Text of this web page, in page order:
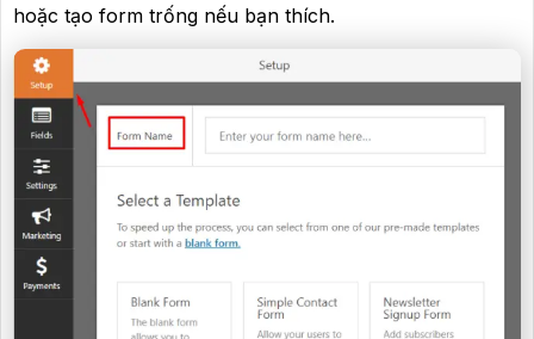
hoặc tạo form trống nếu bạn thích.